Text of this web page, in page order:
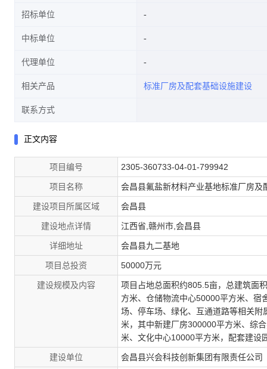
招标单位
中标单位
代理单位
相关产品 标准厂房及配套基础设施建设
联系方式
正文内容
项目编号 2305-360733-04-01-799942
项目名称 会昌县氟盐新材料产业基地标准厂房及
建设项目所属区域 会昌县
建设地点详情 江西省,赣州市,会昌县
详细地址 会昌县九二基地
项目总投资 50000万元
建设规模及内容
项目占地总面积约805.5亩，总建筑面
方米、仓储物流中心50000平方米、宿
场、停车场、绿化、互通道路等相关
米，其中新建厂房300000平方米、综
米、文化中心10000平方米，配套建设
建设单位 会昌县兴会科技创新集团有限责任公司